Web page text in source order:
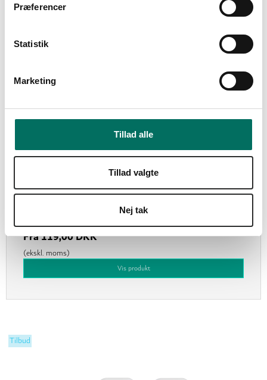
Præferencer
Statistik
Marketing
Tillad alle
Tillad valgte
Nej tak
KELAX 147 Fliseimprægnering
KELAX
Fra119,00 DKK
(ekskl. moms)
Vis produkt
Tilbud